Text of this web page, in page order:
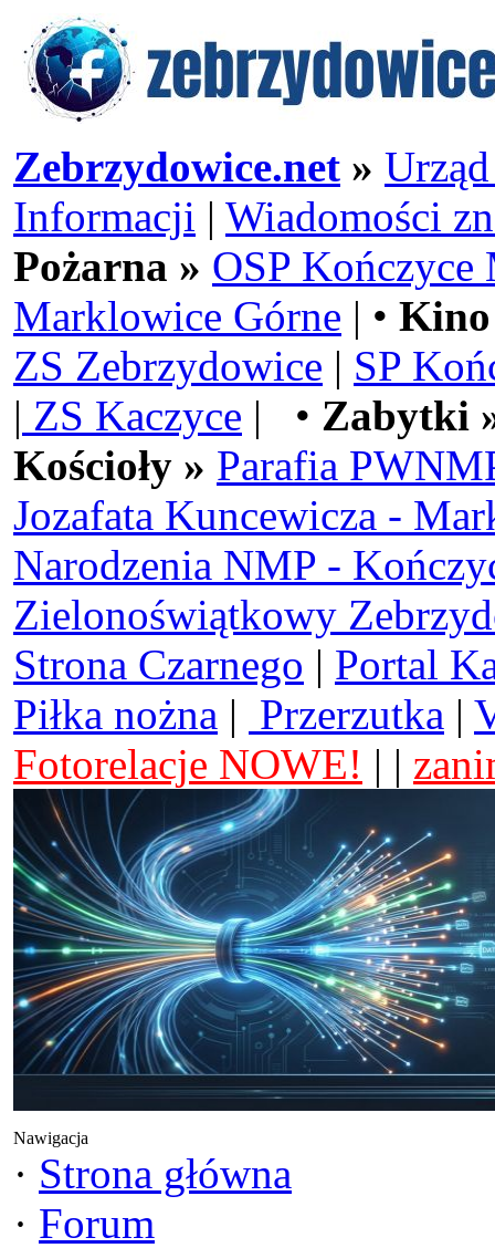
Zebrzydowice.net »
Informacji | Wiadomości
Pożarna » OSP Kończyce
Marklowice Górne | •
ZS Zebrzydowice | SP
| ZS Kaczyce | • Zabytki
Kościoły » Parafia
Jozafata Kuncewicza -
Narodzenia NMP -
Zielonoświątkowy
Strona Czarnego | Portal
Piłka nożna | Przerzutka |
Fotorelacje NOWE! | |
Nawigacja
· Strona główna
· Forum